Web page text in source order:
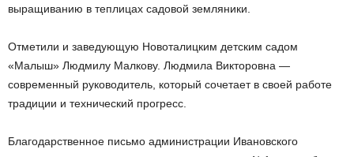
выращиванию в теплицах садовой земляники.
Отметили и заведующую Новоталицким детским садом
«Малыш» Людмилу Малкову. Людмила Викторовна —
современный руководитель, который сочетает в своей работе
традиции и технический прогресс.
Благодарственное письмо администрации Ивановского